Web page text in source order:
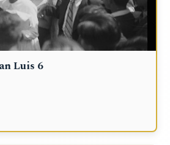
Luis 6